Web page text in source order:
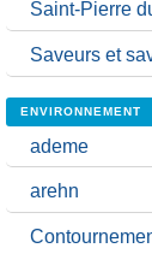
Saint-Pierre
Saveurs et
ENVIRONNEMENT
ademe
arehn